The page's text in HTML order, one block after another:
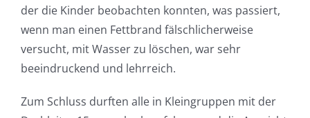
der die Kinder beobachten konnten, was passiert,
wenn man einen Fettbrand fälschlicherweise
versucht, mit Wasser zu löschen, war sehr
beeindruckend und lehrreich.
Zum Schluss durften alle in Kleingruppen mit der